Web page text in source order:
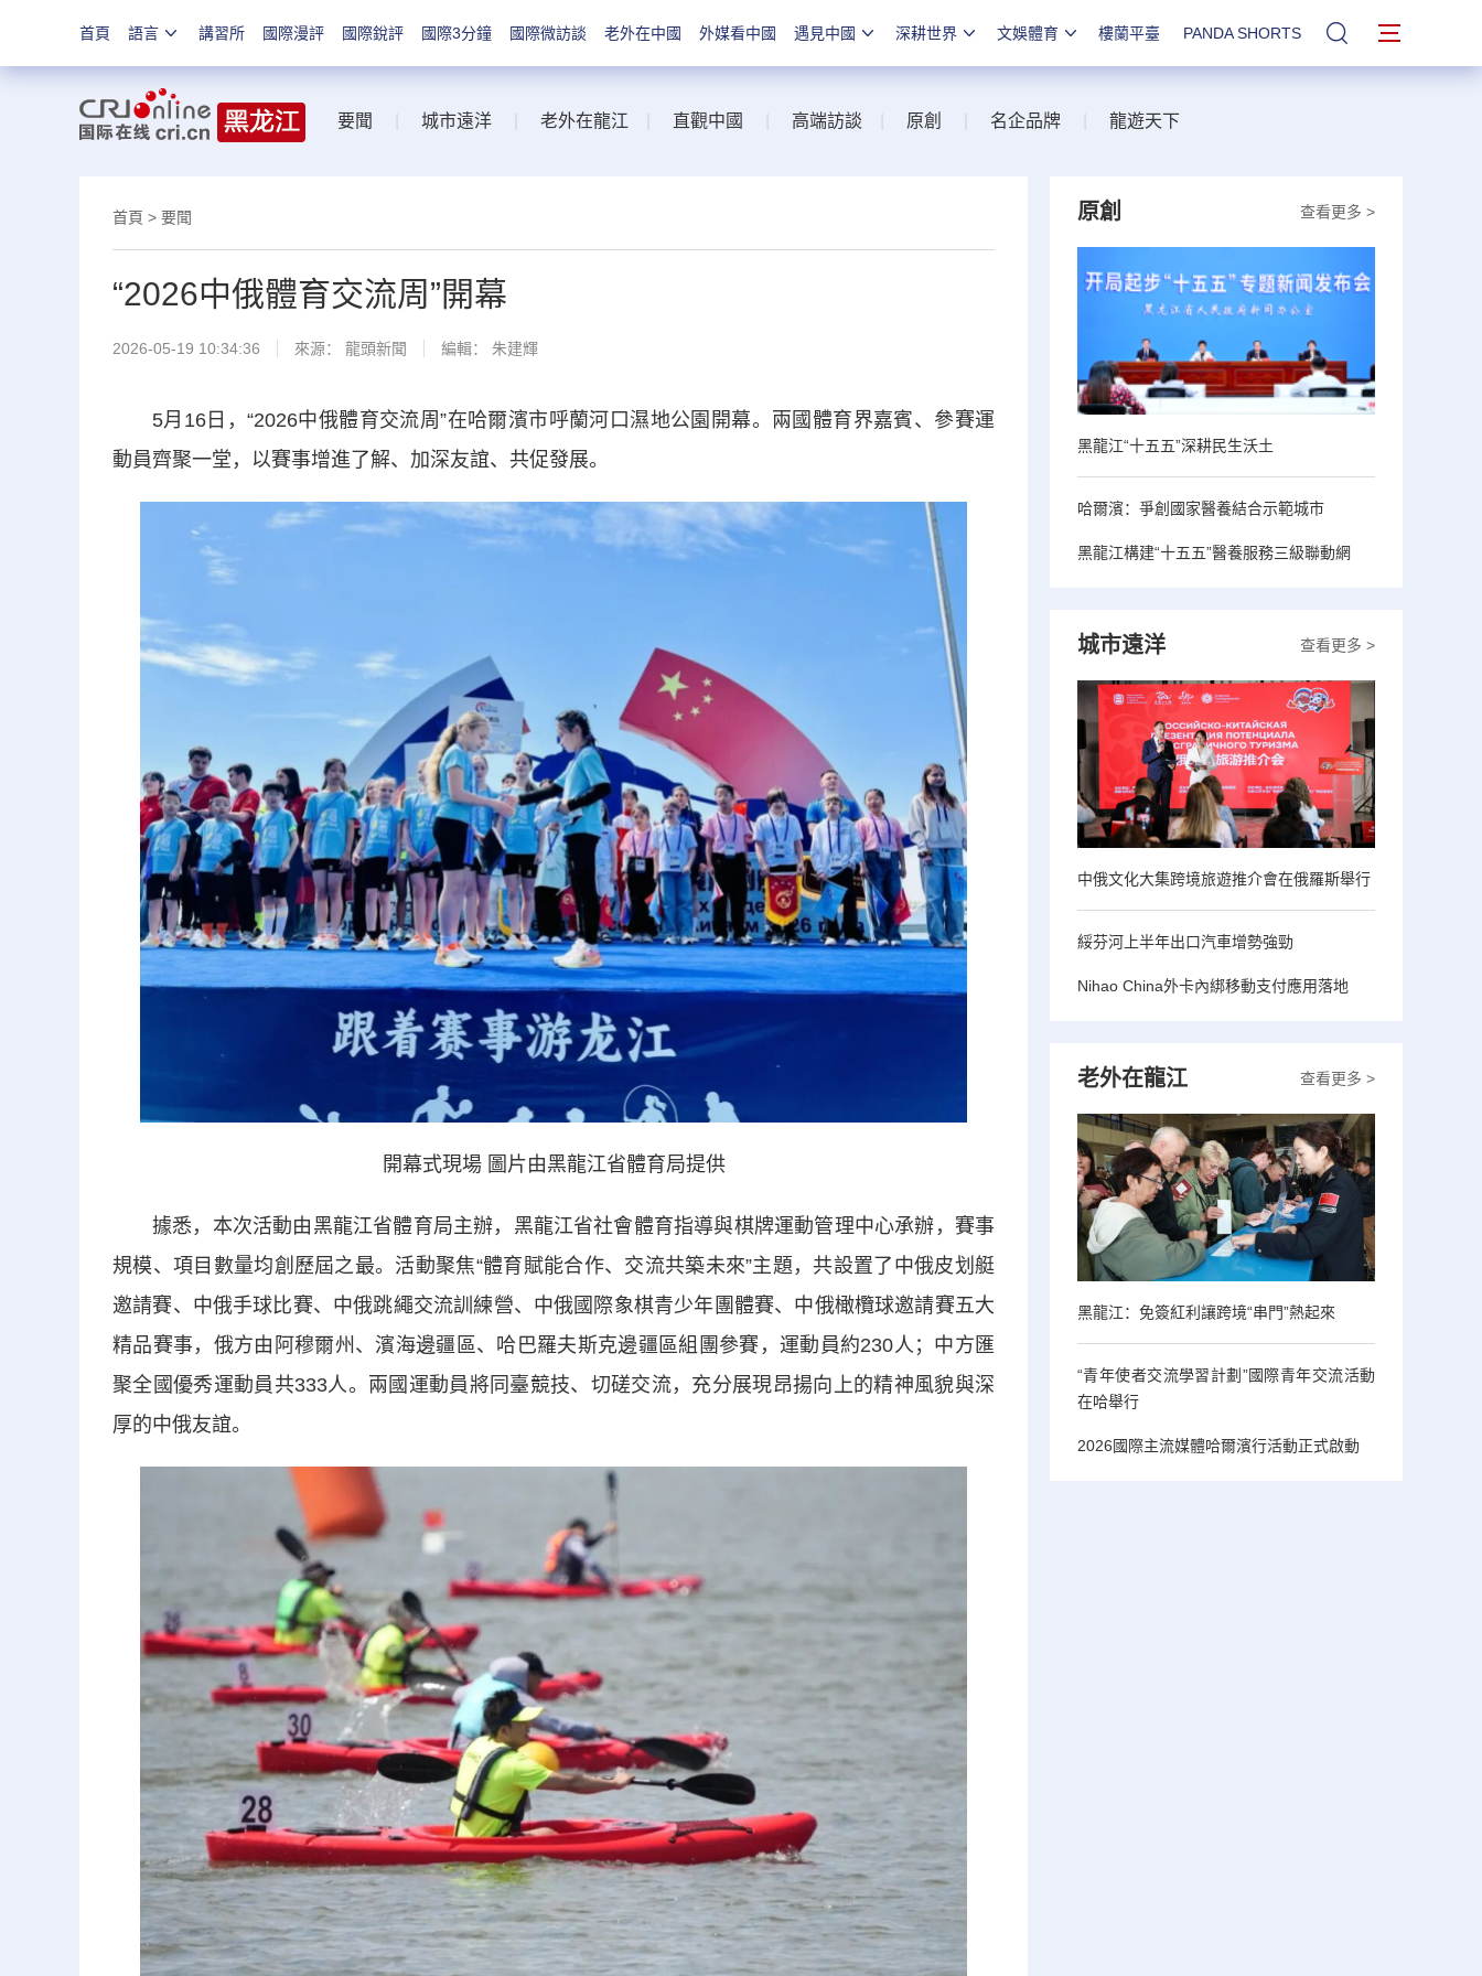
首頁 語言 講習所 國際漫評 國際銳評 國際3分鐘 國際微訪談 老外在中國 外媒看中國 遇見中國 深耕世界 文娛體育 樓蘭平臺 PANDA SHORTS 站內搜索
要聞 城市遠洋 老外在龍江 直觀中國 高端訪談 原創 名企品牌 龍遊天下
首頁 > 要聞
“2026中俄體育交流周”開幕
2026-05-19 10:34:36 來源： 龍頭新聞 編輯： 朱建輝
5月16日，“2026中俄體育交流周”在哈爾濱市呼蘭河口濕地公園開幕。兩國體育界嘉賓、參賽運
動員齊聚一堂，以賽事增進了解、加深友誼、共促發展。
開幕式現場 圖片由黑龍江省體育局提供
據悉，本次活動由黑龍江省體育局主辦，黑龍江省社會體育指導與棋牌運動管理中心承辦，賽事
規模、項目數量均創歷屆之最。活動聚焦“體育賦能合作、交流共築未來”主題，共設置了中俄皮划艇
邀請賽、中俄手球比賽、中俄跳繩交流訓練營、中俄國際象棋青少年團體賽、中俄橄欖球邀請賽五大
精品賽事，俄方由阿穆爾州、濱海邊疆區、哈巴羅夫斯克邊疆區組團參賽，運動員約230人；中方匯
聚全國優秀運動員共333人。兩國運動員將同臺競技、切磋交流，充分展現昂揚向上的精神風貌與深
厚的中俄友誼。
查看更多 >
原創
黑龍江“十五五”深耕民生沃土
哈爾濱：爭創國家醫養結合示範城市
黑龍江構建“十五五”醫養服務三級聯動網
查看更多 >
城市遠洋
中俄文化大集跨境旅遊推介會在俄羅斯舉行
綏芬河上半年出口汽車增勢強勁
Nihao China外卡內綁移動支付應用落地
查看更多 >
老外在龍江
黑龍江：免簽紅利讓跨境“串門”熱起來
“青年使者交流學習計劃”國際青年交流活動
在哈舉行
2026國際主流媒體哈爾濱行活動正式啟動